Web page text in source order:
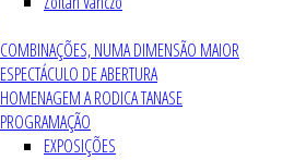
COMBINAÇÕES, NUMA DIMENSÃO MAIOR
ESPECTÁCULO DE ABERTURA
HOMENAGEM A RODICA TANASE
PROGRAMAÇÃO
EXPOSIÇÕES